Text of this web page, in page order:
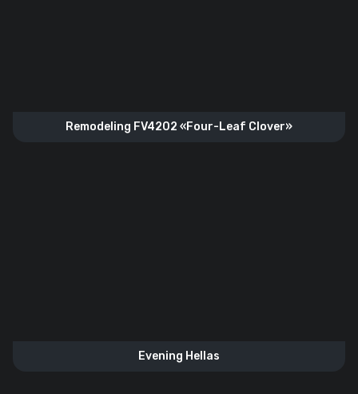
Remodeling FV4202 «Four-Leaf Clover»
Evening Hellas